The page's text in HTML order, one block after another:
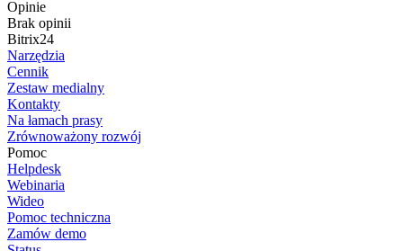
Opinie
Brak opinii
Bitrix24
Narzędzia
Cennik
Zestaw medialny
Kontakty
Na łamach prasy
Zrównoważony rozwój
Pomoc
Helpdesk
Webinaria
Wideo
Pomoc techniczna
Zamów demo